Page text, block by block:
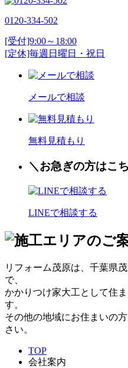
0120-334-502
[受付]9:00～18:00
[定休]毎週日曜日・祝日
メールで相談
無料見積もり
＼お急ぎの方はこ
LINEで相談する
リフォーム茂原は、千葉県
で、
かかりつけ家大工として住
す。
その他の地域にお住まいの
さい。
TOP
会社案内